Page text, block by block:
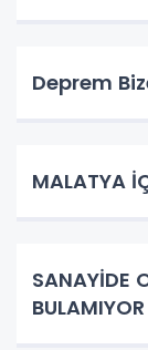
Deprem
MALATYA
SANAYİDE
BULAMIYOR